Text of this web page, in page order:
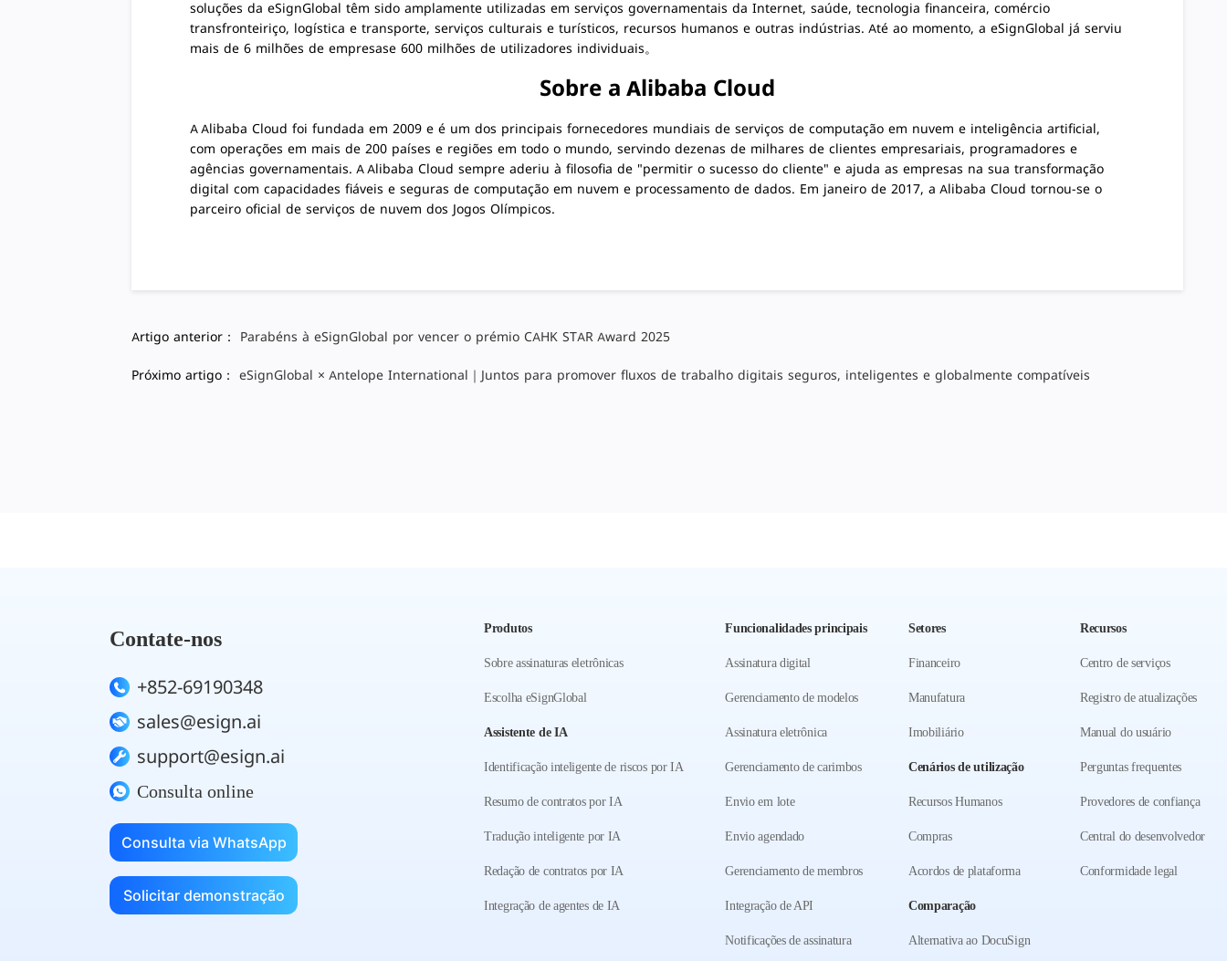
soluções da eSignGlobal têm sido amplamente utilizadas em serviços governamentais da Internet, saúde, tecnologia financeira, comércio
transfronteiriço, logística e transporte, serviços culturais e turísticos, recursos humanos e outras indústrias. Até ao momento, a eSignGlobal já serviu
mais de 6 milhões de empresase 600 milhões de utilizadores individuais。
Sobre a Alibaba Cloud
A Alibaba Cloud foi fundada em 2009 e é um dos principais fornecedores mundiais de serviços de computação em nuvem e inteligência artificial,
com operações em mais de 200 países e regiões em todo o mundo, servindo dezenas de milhares de clientes empresariais, programadores e
agências governamentais. A Alibaba Cloud sempre aderiu à filosofia de "permitir o sucesso do cliente" e ajuda as empresas na sua transformação
digital com capacidades fiáveis e seguras de computação em nuvem e processamento de dados. Em janeiro de 2017, a Alibaba Cloud tornou-se o
parceiro oficial de serviços de nuvem dos Jogos Olímpicos.
Artigo anterior： Parabéns à eSignGlobal por vencer o prémio CAHK STAR Award 2025
Próximo artigo： eSignGlobal × Antelope International｜Juntos para promover fluxos de trabalho digitais seguros, inteligentes e globalmente compatíveis
Contate-nos
+852-69190348
sales@esign.ai
support@esign.ai
Consulta online
Consulta via WhatsApp
Solicitar demonstração
Produtos
Sobre assinaturas eletrônicas
Escolha eSignGlobal
Assistente de IA
Identificação inteligente de riscos por IA
Resumo de contratos por IA
Tradução inteligente por IA
Redação de contratos por IA
Integração de agentes de IA
Funcionalidades principais
Assinatura digital
Gerenciamento de modelos
Assinatura eletrônica
Gerenciamento de carimbos
Envio em lote
Envio agendado
Gerenciamento de membros
Integração de API
Notificações de assinatura
Setores
Financeiro
Manufatura
Imobiliário
Cenários de utilização
Recursos Humanos
Compras
Acordos de plataforma
Comparação
Alternativa ao DocuSign
Recursos
Centro de serviços
Registro de atualizações
Manual do usuário
Perguntas frequentes
Provedores de confiança
Central do desenvolvedor
Conformidade legal